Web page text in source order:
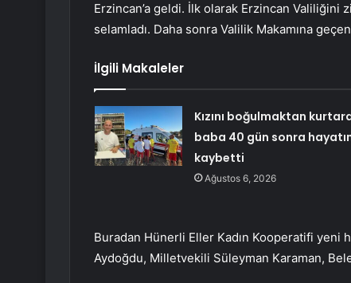
Erzincan’a geldi. İlk olarak Erzincan Valiliğini
selamladı. Daha sonra Valilik Makamına
İlgili Makaleler
Kızını boğulmaktan
baba 40 gün sonra
kaybetti
Ağustos 6, 2026
Buradan Hünerli Eller Kadın Kooperatifi yeni
Aydoğdu, Milletvekili Süleyman Karaman,